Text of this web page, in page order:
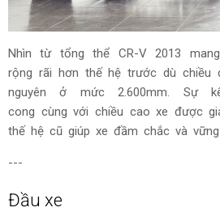
Nhìn từ tổng thể CR-V 2013
rộng rãi hơn thế hệ trước dù
nguyên ở mức 2.600mm. Sự
cong cùng với chiều cao xe được
thế hệ cũ giúp xe đầm chắc và
---
Đầu xe